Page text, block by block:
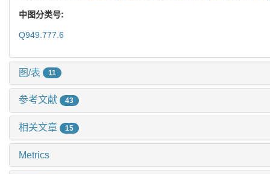
中图分类号:
Q949.777.6
图/表 11
参考文献 43
相关文章 15
Metrics